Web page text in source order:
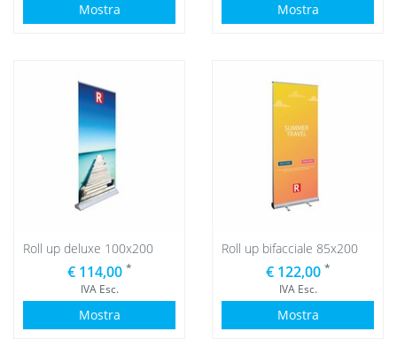
Mostra Mostra
Roll up deluxe 100x200
€ 114,00 *
IVA Esc.
Mostra
Roll up bifacciale 85x200
€ 122,00 *
IVA Esc.
Mostra